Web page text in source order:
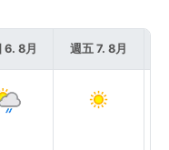
6. 8月 週五 7. 8月